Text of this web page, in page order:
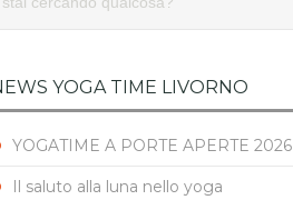
YOGA TIME LIVORNO
YOGATIME A PORTE APERTE 2026
Il saluto alla luna nello yoga